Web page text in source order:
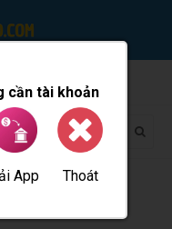
cần tài khoản
App Thoát